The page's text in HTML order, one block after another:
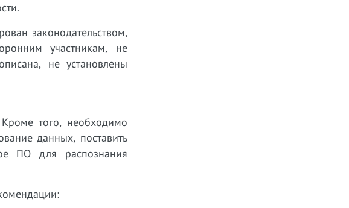
законодательством,
участникам, не
не установлены
того, необходимо
данных, поставить
ПО для распознания